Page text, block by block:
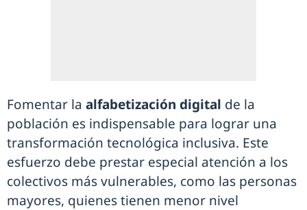
Fomentar la alfabetización digital de la
población es indispensable para lograr una
transformación tecnológica inclusiva. Este
esfuerzo debe prestar especial atención a los
colectivos más vulnerables, como las personas
mayores, quienes tienen menor nivel